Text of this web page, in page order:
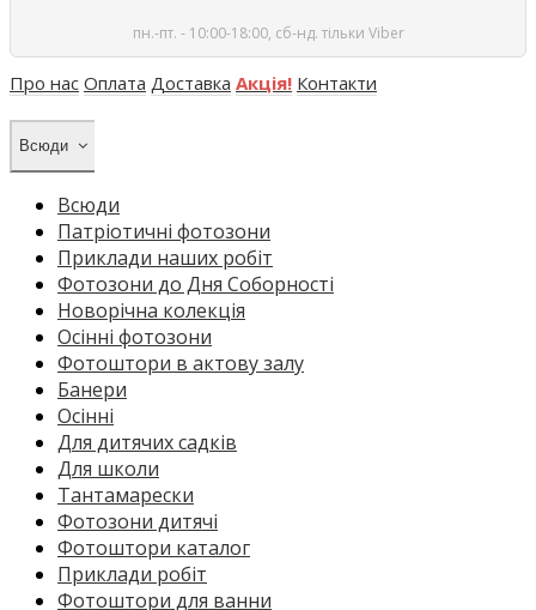
пн.-пт. - 10:00-18:00, сб-нд. тільки Viber
Про нас Оплата Доставка Акція! Контакти
Всюди
Всюди
Патріотичні фотозони
Приклади наших робіт
Фотозони до Дня Соборності
Новорічна колекція
Осінні фотозони
Фотоштори в актову залу
Банери
Осінні
Для дитячих садків
Для школи
Тантамарески
Фотозони дитячі
Фотоштори каталог
Приклади робіт
Фотоштори для ванни